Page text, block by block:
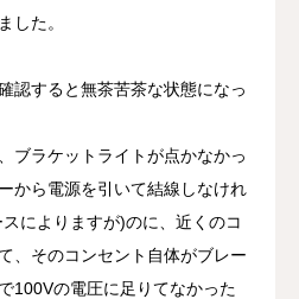
した。
認すると無茶苦茶な状態になっ
ブラケットライトが点かなかっ
から電源を引いて結線しなけれ
によりますが)のに、近くのコ
、そのコンセント自体がブレー
100Vの電圧に足りてなかった